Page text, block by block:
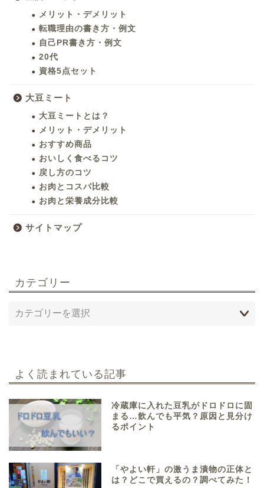
メリット・デメリット
転職理由の書き方・例文
自己PR書き方・例文
20代
資格5点セット
大豆ミート
大豆ミートとは？
メリット・デメリット
おすすめ商品
おいしく食べるコツ
戻し方のコツ
お肉とコスパ比較
お肉と栄養成分比較
サイトマップ
カテゴリー
よく読まれている記事
冷蔵庫に入れた豆乳がドロドロに固
まる…飲んでも平気？原因と見分け
るポイント
「やよい軒」の激うま漬物の正体と
は？どこで買えるの？調べてみた！